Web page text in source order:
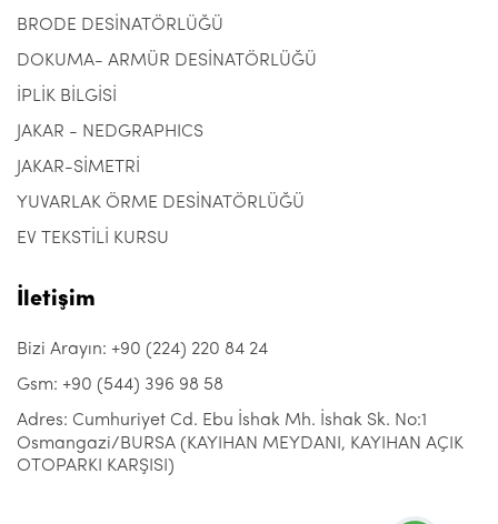
BRODE DESİNATÖRLÜĞÜ
DOKUMA- ARMÜR DESİNATÖRLÜĞÜ
İPLİK BİLGİSİ
JAKAR - NEDGRAPHICS
JAKAR-SİMETRİ
YUVARLAK ÖRME DESİNATÖRLÜĞÜ
EV TEKSTİLİ KURSU
İletişim
Bizi Arayın: +90 (224) 220 84 24
Gsm: +90 (544) 396 98 58
Adres: Cumhuriyet Cd. Ebu İshak Mh. İshak Sk. No:1
Osmangazi/BURSA (KAYIHAN MEYDANI, KAYIHAN AÇIK
OTOPARKI KARŞISI)